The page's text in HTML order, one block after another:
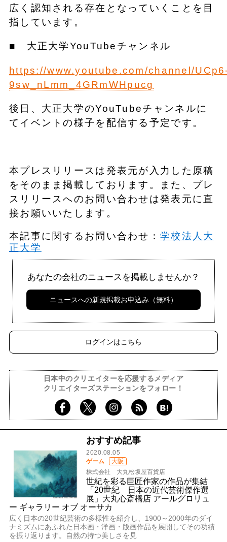
広く認知される存在となっていくことを目
指しています。
■ 大正大学YouTubeチャンネル
https://www.youtube.com/channel/
9sw_nLmm_4GRmWHpucg
後日、大正大学のYouTubeチャンネルに
てイベントの様子を配信する予定です。
本プレスリリースは発表元が入力した原稿
をそのまま掲載しております。また、プレ
スリリースへのお問い合わせは発表元に直
接お願いいたします。
本記事に関するお問い合わせ：学校法人大
正大学
あなたの会社のニュースを掲載しませんか？
ニュースへの新規掲載お申込み（無料）
ログインはこちら
日本中のクリエイターを応援するメディア
クリエイターズステーションをフォロー！
おすすめ記事
2020.08.05
ゲーム
大阪
株式会社 大丸松坂屋百貨店
世紀を彩る巨匠作家の作品が集結
「20世紀 日本の近代芸術傑作選
展」大丸心斎橋店 アールグロリュ
ー ギャラリー オブ オーサカ
広く日本の20世紀芸術の多様性を紹介し、1900～2000年のダイ
ナミズムにあふれた日本画・洋画・版画作品を展開してその功績
を振り返ります。自然の持つ美しさを見